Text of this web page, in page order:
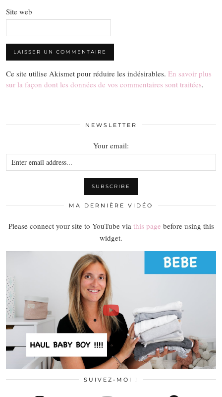
Site web
Ce site utilise Akismet pour réduire les indésirables. En savoir plus
sur la façon dont les données de vos commentaires sont traitées.
NEWSLETTER
Your email:
MA DERNIÈRE VIDÉO
Please connect your site to YouTube via this page before using this
widget.
SUIVEZ-MOI !